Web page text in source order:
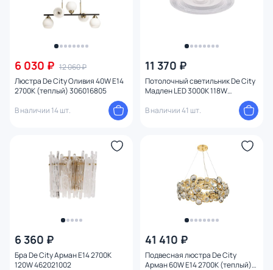
6 030 ₽ 12 060 ₽
Люстра De City Оливия 40W E14
2700К (теплый) 306016805
В наличии 14 шт.
11 370 ₽
Потолочный светильник De City
Мадлен LED 3000К 118W
В наличии 41 шт.
6 360 ₽
Бра De City Арман E14 2700К
120W 462021002
41 410 ₽
Подвесная люстра De City
Арман 60W E14 2700К (теплый)